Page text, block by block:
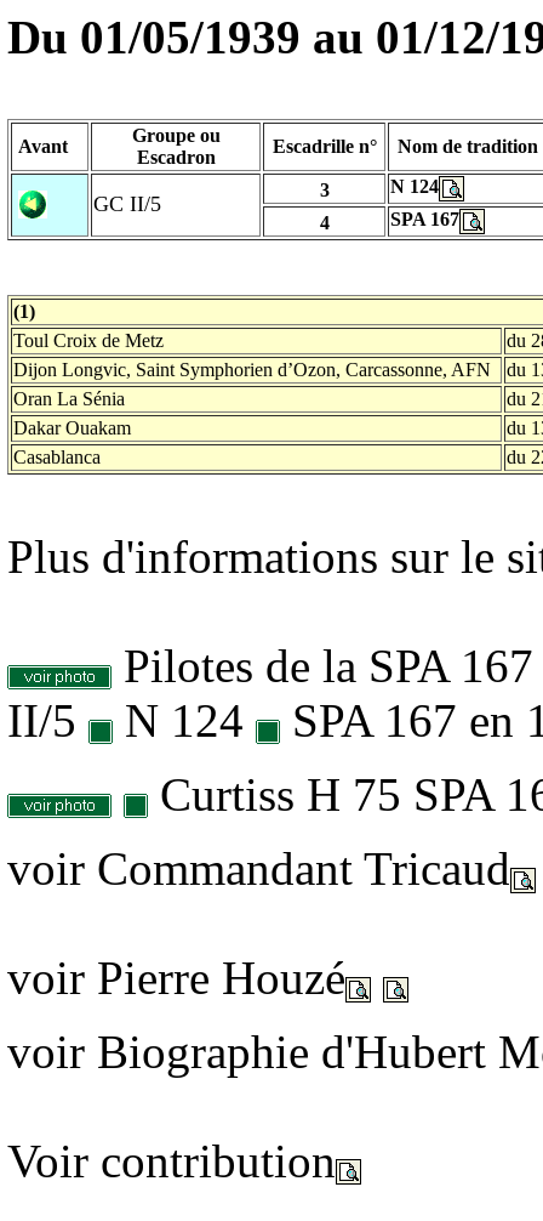
Du 01/05/1939 au 01/12/
Avant
Groupe ou
Escadron
Escadrille n° Nom de tradition
GC II/5
3
N 124
4
SPA 167
(1)
Toul Croix de Metz
du
Dijon Longvic, Saint Symphorien d’Ozon, Carcassonne, AFN
du
Oran La Sénia
du
Dakar Ouakam
du
Casablanca
du
Plus d'informations sur le
Pilotes de la SPA
II/5
N 124
SPA 167 en
Curtiss H 75 SPA
voir Commandant Tricaud
voir Pierre Houzé
voir Biographie d'Hubert
Voir contribution